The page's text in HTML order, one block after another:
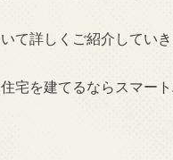
て詳しくご紹介していき
宅を建てるならスマー